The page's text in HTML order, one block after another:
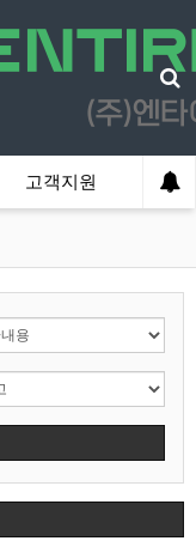
고객지원